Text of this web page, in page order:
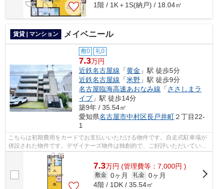
1階 / 1K＋1S(納戸) / 18.04㎡
賃貸 | マンション メイベニール
敷0 礼0
7.3万円
近鉄名古屋線 「黄金 」駅 徒歩5分
近鉄名古屋線 「米野 」駅 徒歩9分
名古屋臨海高速あおなみ線 「ささしまラ
イブ 」駅 徒歩14分
築9年 / 35.54㎡
愛知県名古屋市中村区長戸井町２丁目22-
1
こちらは初期費用をカードでお支払いいただける物件です。自走式駐車場が
併設された物件です。デザイナーズ物件は独創的で、ご好評いただいていま
す。近くに始発駅のある物件です。で...
7.3万円 (管理費等：7,000円 )
敷金 0ヶ月 礼金 0ヶ月
4階 / 1DK / 35.54㎡